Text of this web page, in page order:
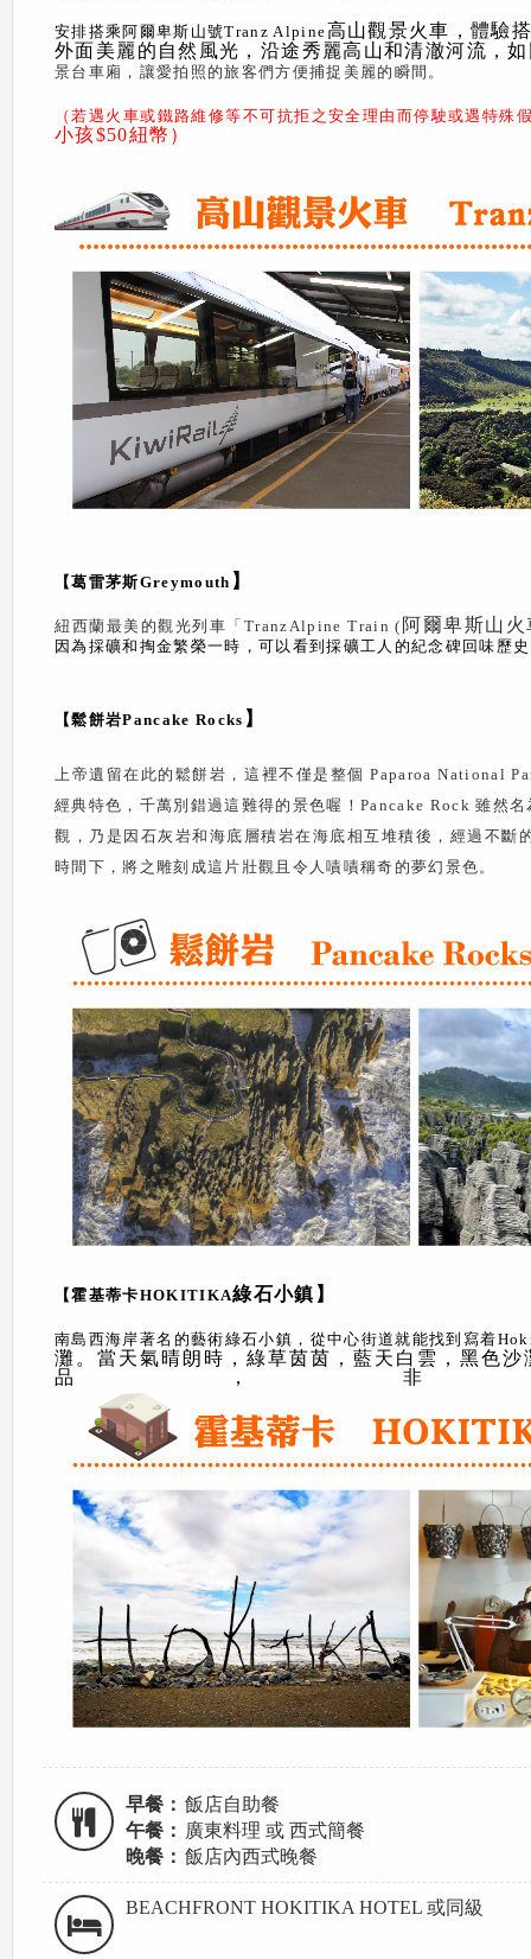
安排搭乘阿爾卑斯山號Tranz Alpine高山觀景火車，體驗
外面美麗的自然風光，沿途秀麗高山和清澈河流，
景台車廂，讓愛拍照的旅客們方便捕捉美麗的瞬間。
（若遇火車或鐵路維修等不可抗拒之安全理由而停駛或遇特
小孩$50紐幣）
【葛雷茅斯Greymouth 】
紐西蘭最美的觀光列車「TranzAlpine Train ( 阿爾卑斯山火
因為採礦和掏金繁榮一時，可以看到採礦工人的紀念碑回味歷
【鬆餅岩Pancake Rocks 】
上帝遺留在此的鬆餅岩，這裡不僅是整個 Paparoa National
經典特色，千萬別錯過這難得的景色喔！ Pancake Rock雖然名
觀，乃是因石灰岩和海底層積岩在海底相互堆積後，經過不
時間下，將之雕刻成這片壯觀且令人嘖嘖稱奇的夢幻景色。
【霍基蒂卡HOKITIKA綠石小鎮】
南島西海岸著名的藝術綠石小鎮，從中心街道就能找到寫着
灘。當天氣晴朗時，綠草茵茵，藍天白雲，黑色
品，非
早餐： 飯店自助餐
午餐： 廣東料理 或 西式簡餐
晚餐： 飯店內西式晚餐
BEACHFRONT HOKITIKA HOTEL 或同級